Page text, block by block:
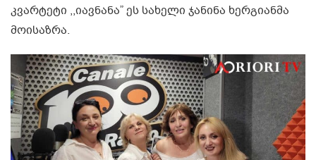
კვარტეტი ,,იავნანა” ეს სახელი ჯანინა ხერგიანმა
მოისაზრა.